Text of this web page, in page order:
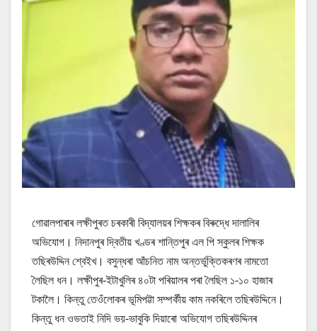
গোৱালপাৰাৰ লক্ষীপুৰত চৰকাৰী বিদ্যালয়ৰ শিক্ষকৰ বিৰুদ্ধে দালালিৰ
অভিযোগ। নিদানপুৰ দ্বিতীয় খণ্ডৰ শান্তিপুৰ এল পি স্কুলৰ শিক্ষক
তছিৰউদ্দিন শ্বেইখ। বসুন্ধৰা আঁচনিত নাম অন্তৰ্ভুক্তিকৰণৰ নামতো
লৈছিল ধন। লক্ষীপুৰ-ইটাখুলিৰ ৪০টা পৰিয়ালৰ পৰা লৈছিল ১-১০ হাজাৰ
টকালৈ। কিন্তু তেওঁলোকৰ ভূমিপট্টা সম্পৰ্কীয় কাম নকৰিলে তছিৰউদ্দিনে।
কিন্তু ধন ওভতাই নিদি ভয়-ভাবুকি দিয়াৰো অভিযোগ তছিৰউদ্দিনৰ